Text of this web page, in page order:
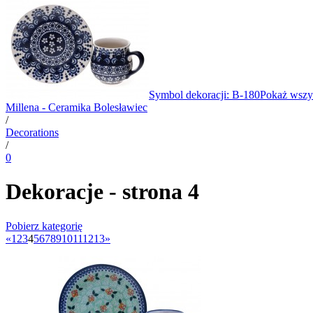
Symbol dekoracji: B-180Pokaż
Millena - Ceramika Bolesławiec
/
Decorations
/
0
Dekoracje - strona 4
Pobierz kategorię
«1 2345678910111213»